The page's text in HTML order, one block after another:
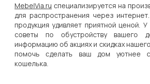
MebelVia.ru специализируется на
для распространения через
продукция удивляет приятной ценой.
советы по обустройству вашего
информацию об акциях и скидках
помочь сделать ваш дом уютнее
кошелька.